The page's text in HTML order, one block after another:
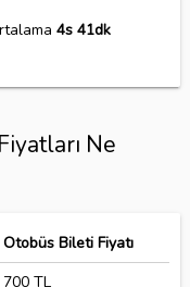
4s 41dk
Ne
Otobüs Bileti Fiyatı
700 TL